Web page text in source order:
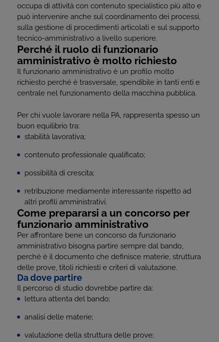
occupa di attività con contenuto specialistico più alto e
può intervenire anche sul coordinamento dei processi,
sulla gestione di procedimenti articolati e sul supporto
tecnico-amministrativo a livello superiore.
Perché il ruolo di funzionario
amministrativo è molto richiesto
Il funzionario amministrativo è un profilo molto
richiesto perché è trasversale, spendibile in tanti enti e
centrale nel funzionamento della macchina pubblica.
Per chi vuole lavorare nella PA, rappresenta spesso un
buon equilibrio tra:
stabilità lavorativa;
contenuto professionale qualificato;
possibilità di crescita;
retribuzione mediamente interessante rispetto ad
altri profili amministrativi.
Come prepararsi a un concorso per
funzionario amministrativo
Per affrontare bene un concorso da funzionario
amministrativo bisogna partire sempre dal bando,
perché è il documento che definisce materie, struttura
delle prove, titoli richiesti e criteri di valutazione.
Da dove partire
Il percorso di studio dovrebbe partire da:
lettura attenta del bando;
analisi delle materie;
valutazione della struttura delle prove;